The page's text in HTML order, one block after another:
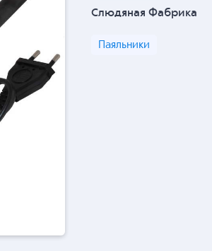
Слюдяная Фабрика
Паяльники